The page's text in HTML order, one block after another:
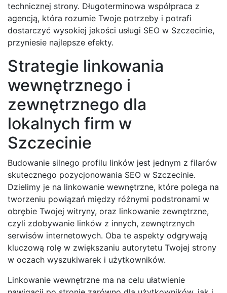
technicznej strony. Długoterminowa współpraca z
agencją, która rozumie Twoje potrzeby i potrafi
dostarczyć wysokiej jakości usługi SEO w Szczecinie,
przyniesie najlepsze efekty.
Strategie linkowania
wewnętrznego i
zewnętrznego dla
lokalnych firm w
Szczecinie
Budowanie silnego profilu linków jest jednym z filarów
skutecznego pozycjonowania SEO w Szczecinie.
Dzielimy je na linkowanie wewnętrzne, które polega na
tworzeniu powiązań między różnymi podstronami w
obrębie Twojej witryny, oraz linkowanie zewnętrzne,
czyli zdobywanie linków z innych, zewnętrznych
serwisów internetowych. Oba te aspekty odgrywają
kluczową rolę w zwiększaniu autorytetu Twojej strony
w oczach wyszukiwarek i użytkowników.
Linkowanie wewnętrzne ma na celu ułatwienie